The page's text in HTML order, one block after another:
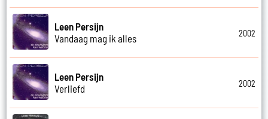
Leen Persijn
Vandaag mag ik alles
2002
Leen Persijn
Verliefd
2002